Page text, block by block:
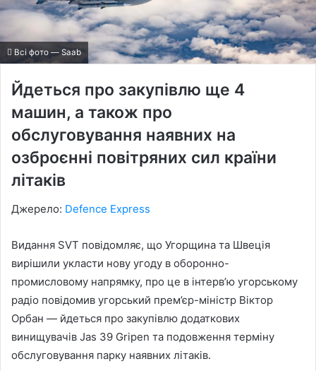
Всі фото — Saab
Йдеться про закупівлю ще 4
машин, а також про
обслуговування наявних на
озброєнні повітряних сил країни
літаків
Джерело: Defence Express
Видання SVT повідомляє, що Угорщина та Швеція
вирішили укласти нову угоду в оборонно-
промисловому напрямку, про це в інтерв’ю угорському
радіо повідомив угорський прем’єр-міністр Віктор
Орбан — йдеться про закупівлю додаткових
винищувачів Jas 39 Gripen та подовження терміну
обслуговування парку наявних літаків.